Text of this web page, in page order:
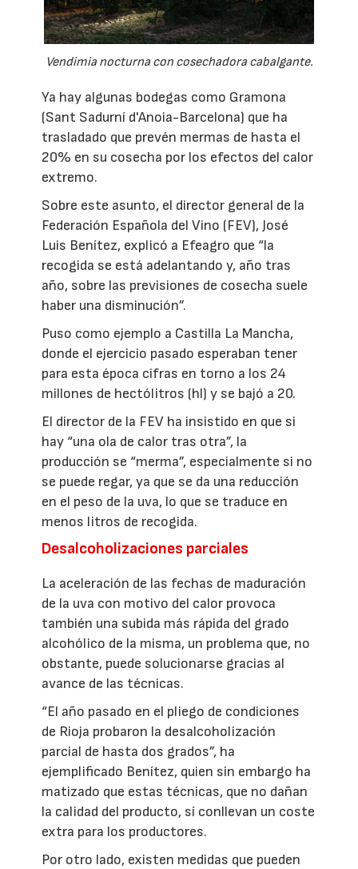
Vendimia nocturna con cosechadora cabalgante.
Ya hay algunas bodegas como Gramona
(Sant Sadurní d'Anoia-Barcelona) que ha
trasladado que prevén mermas de hasta el
20% en su cosecha por los efectos del calor
extremo.
Sobre este asunto, el director general de la
Federación Española del Vino (FEV), José
Luis Benítez, explicó a Efeagro que “la
recogida se está adelantando y, año tras
año, sobre las previsiones de cosecha suele
haber una disminución”.
Puso como ejemplo a Castilla La Mancha,
donde el ejercicio pasado esperaban tener
para esta época cifras en torno a los 24
millones de hectólitros (hl) y se bajó a 20.
El director de la FEV ha insistido en que si
hay “una ola de calor tras otra”, la
producción se “merma”, especialmente si no
se puede regar, ya que se da una reducción
en el peso de la uva, lo que se traduce en
menos litros de recogida.
Desalcoholizaciones parciales
La aceleración de las fechas de maduración
de la uva con motivo del calor provoca
también una subida más rápida del grado
alcohólico de la misma, un problema que, no
obstante, puede solucionarse gracias al
avance de las técnicas.
“El año pasado en el pliego de condiciones
de Rioja probaron la desalcoholización
parcial de hasta dos grados”, ha
ejemplificado Benítez, quien sin embargo ha
matizado que estas técnicas, que no dañan
la calidad del producto, sí conllevan un coste
extra para los productores.
Por otro lado, existen medidas que pueden